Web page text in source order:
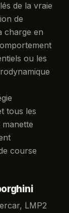
de la vraie
de
charge en
ou les
tous les
course
LMP2